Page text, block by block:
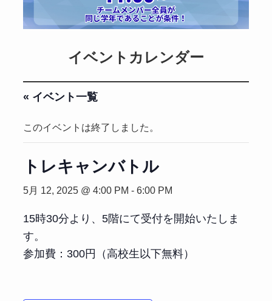
イベントカレンダー
« イベント一覧
このイベントは終了しました。
トレキャンバトル
5月 12, 2025 @ 4:00 PM - 6:00 PM
15時30分より、5階にて受付を開始いたしま
す。
参加費：300円（高校生以下無料）